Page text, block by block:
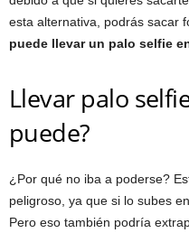
esta alternativa, podrás sacar
puede llevar un palo selfie
Llevar palo
puede?
¿Por qué no iba a poderse?
peligroso, ya que si lo subes
Pero eso también podría